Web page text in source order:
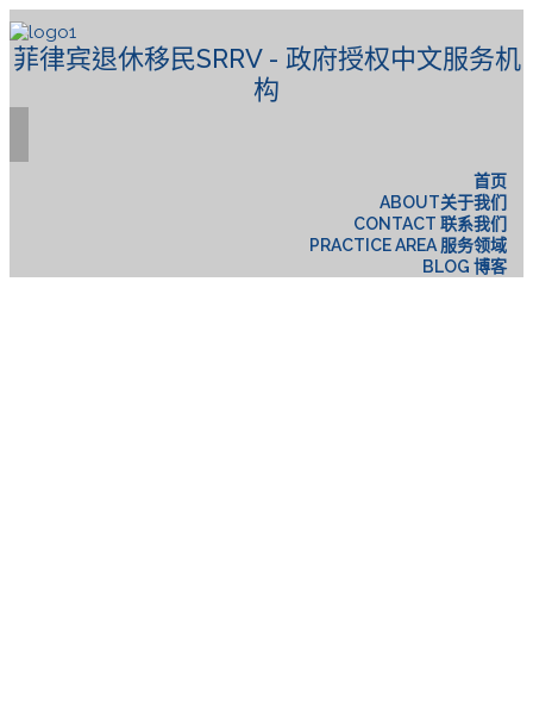
菲律宾退休移民SRRV - 政府授权中文服务机
构
首页
ABOUT关于我们
CONTACT 联系我们
PRACTICE AREA 服务领域
BLOG 博客